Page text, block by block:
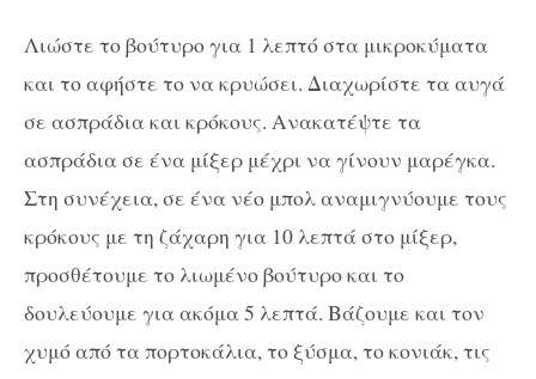
Λιώστε το βούτυρο για 1 λεπτό στα μικροκύματα
και το αφήστε το να κρυώσει. Διαχωρίστε τα αυγά
σε ασπράδια και κρόκους. Ανακατέψτε τα
ασπράδια σε ένα μίξερ μέχρι να γίνουν μαρέγκα.
Στη συνέχεια, σε ένα νέο μπολ αναμιγνύουμε τους
κρόκους με τη ζάχαρη για 10 λεπτά στο μίξερ,
προσθέτουμε το λιωμένο βούτυρο και το
δουλεύουμε για ακόμα 5 λεπτά. Βάζουμε και τον
χυμό από τα πορτοκάλια, το ξύσμα, το κονιάκ, τις